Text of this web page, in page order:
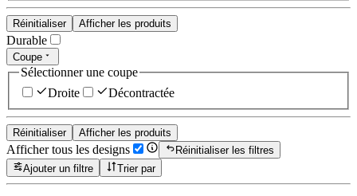
Réinitialiser Afficher les produits
Durable
Coupe
Sélectionner une coupe
Droite
Décontractée
Réinitialiser Afficher les produits
Afficher tous les designs
Réinitialiser les filtres
Ajouter un filtre
Trier par